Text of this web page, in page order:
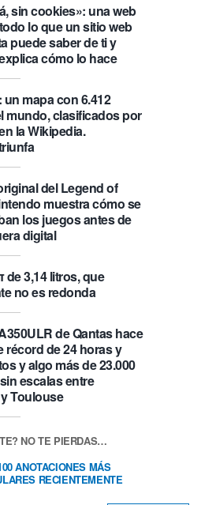
sin cookies»: una web
lo que un sitio web
puede saber de ti y
cómo lo hace
mapa con 6.412
mundo, clasificados por
la Wikipedia.
del Legend of
muestra cómo se
los juegos antes de
digital
de 3,14 litros, que
no es redonda
de Qantas hace
récord de 24 horas y
y algo más de 23.000
escalas entre
Toulouse
NO TE PIERDAS…
ANOTACIONES MÁS
RECIENTEMENTE